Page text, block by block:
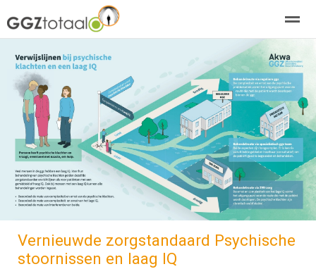
over GGZTotaal abonneren adverteren E-
Home Nieuws Zoeken Pagina's
Vernieuwde zorgstandaard Psychische
stoornissen en laag IQ